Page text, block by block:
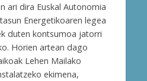
ari dira Euskal Autonomia
Energetikoaren legea
duten kontsumoa jatorri
Horien artean dago
Lehen Mailako
ekimena,